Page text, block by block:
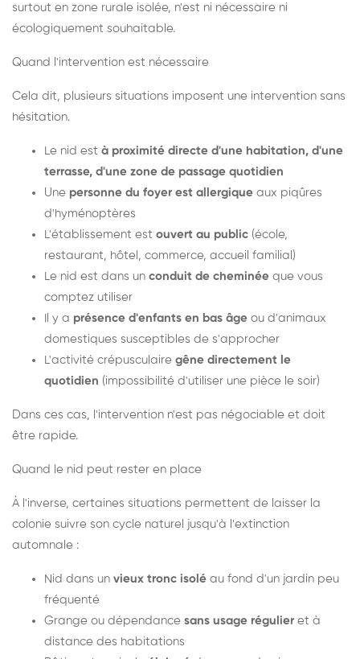
surtout en zone rurale isolée, n'est ni nécessaire ni
écologiquement souhaitable.
Quand l'intervention est nécessaire
Cela dit, plusieurs situations imposent une intervention sans
hésitation.
Le nid est à proximité directe d'une habitation, d'une
terrasse, d'une zone de passage quotidien
Une personne du foyer est allergique aux piqûres
d'hyménoptères
L'établissement est ouvert au public (école,
restaurant, hôtel, commerce, accueil familial)
Le nid est dans un conduit de cheminée que vous
comptez utiliser
Il y a présence d'enfants en bas âge ou d'animaux
domestiques susceptibles de s'approcher
L'activité crépusculaire gêne directement le
quotidien (impossibilité d'utiliser une pièce le soir)
Dans ces cas, l'intervention n'est pas négociable et doit
être rapide.
Quand le nid peut rester en place
À l'inverse, certaines situations permettent de laisser la
colonie suivre son cycle naturel jusqu'à l'extinction
automnale :
Nid dans un vieux tronc isolé au fond d'un jardin peu
fréquenté
Grange ou dépendance sans usage régulier et à
distance des habitations